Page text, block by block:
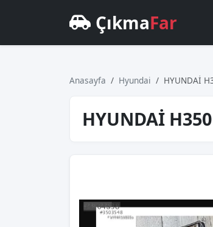
ÇıkmaFar
Anasayfa Hyundai HYUNDAİ
HYUNDAİ